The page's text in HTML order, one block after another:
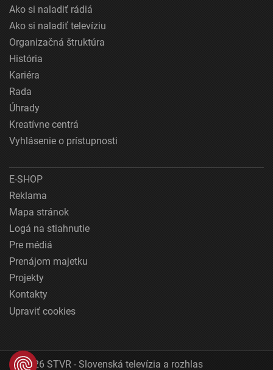
Ako si naladiť rádiá
Ako si naladiť televíziu
Organizačná štruktúra
História
Kariéra
Rada
Úhrady
Kreatívne centrá
Vyhlásenie o prístupnosti
E-SHOP
Reklama
Mapa stránok
Logá na stiahnutie
Pre médiá
Prenájom majetku
Projekty
Kontakty
Upraviť cookies
© 2026 STVR - Slovenská televízia a rozhlas